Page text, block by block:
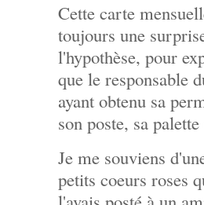
Cette carte
toujours une
l'hypothèse, pour
que le responsable
ayant obtenu sa
son poste, sa
Je me souviens
petits coeurs roses